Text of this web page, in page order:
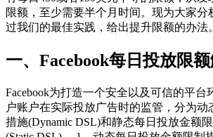
限额，至少需要半个月时间。现为大家分
过我们的最佳实践，给出提升限额的办法。
一、Facebook每日投放限
Facebook为打造一个安全以及可信的平台
户账户在实际投放广告时的监管，分为动
措施(Dynamic DSL)和静态每日投放金额